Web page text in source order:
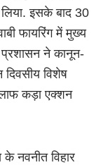
इसके बाद 30
फायरिंग में मुख्य
प्रशासन ने कानून-
दिवसीय विशेष
कड़ा एक्शन
नवनीत विहार